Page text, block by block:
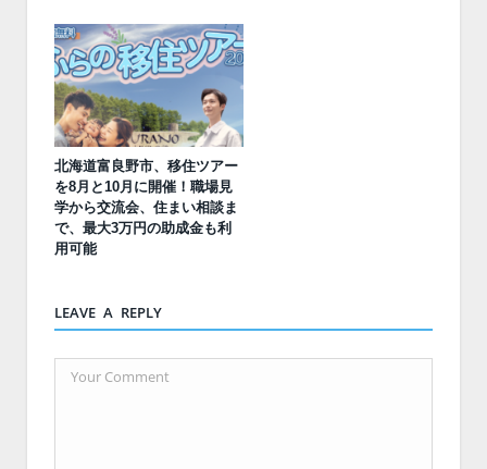
北海道富良野市、移住ツアー
を8月と10月に開催！職場見
学から交流会、住まい相談ま
で、最大3万円の助成金も利
用可能
LEAVE A REPLY